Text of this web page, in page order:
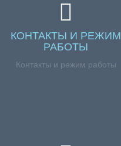
КОНТАКТЫ И РЕЖИМ
РАБОТЫ
Контакты и режим работы